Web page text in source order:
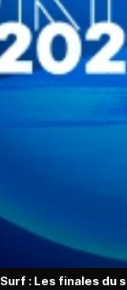
: Les finales du